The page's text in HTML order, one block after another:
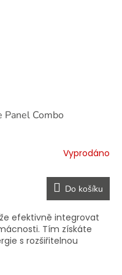
Panel Combo
Vyprodáno
Do košíku
efektivně integrovat
Tím získáte
s rozšiřitelnou